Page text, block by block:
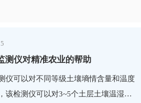
测仪对精准农业的帮助
仪可以对不同等级土壤墒情含量和温度
该检测仪可以对3~5个土层土壤温湿度